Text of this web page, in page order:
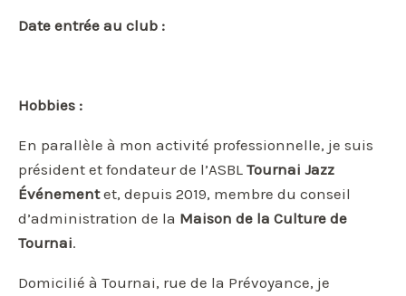
Date entrée au club :
Hobbies :
En parallèle à mon activité professionnelle, je suis
président et fondateur de l’ASBL Tournai Jazz
Événementet, depuis 2019, membre du conseil
d’administration de la Maison de la Culture de
Tournai.
Domicilié à Tournai, rue de la Prévoyance, je